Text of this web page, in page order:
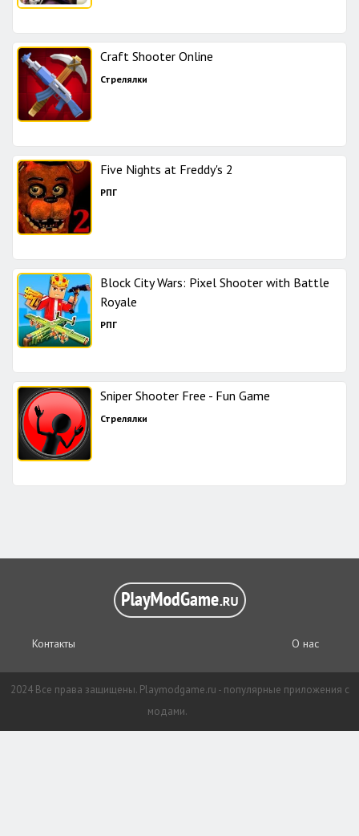
Craft Shooter Online
Стрелялки
Five Nights at Freddy's 2
РПГ
Block City Wars: Pixel Shooter with Battle
Royale
РПГ
Sniper Shooter Free - Fun Game
Стрелялки
Контакты О нас
2024 Все права защищены. Playmodgame.ru - популярные приложения с
модами.